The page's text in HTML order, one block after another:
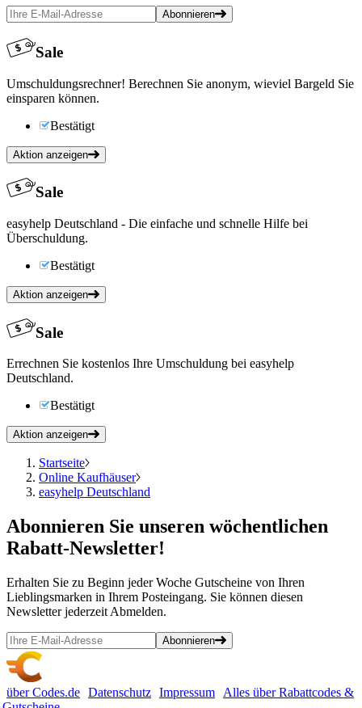
Abonnieren
Sale
Umschuldungsrechner! Berechnen Sie anonym, wieviel Bargeld Sie
einsparen können.
Bestätigt
Aktion anzeigen
Sale
easyhelp Deutschland - Die einfache und schnelle Hilfe bei
Überschuldung.
Bestätigt
Aktion anzeigen
Sale
Errechnen Sie kostenlos Ihre Umschuldung bei easyhelp
Deutschland.
Bestätigt
Aktion anzeigen
Startseite
Online Kaufhäuser
easyhelp Deutschland
Abonnieren Sie unseren wöchentlichen
Rabatt-Newsletter!
Erhalten Sie zu Beginn jeder Woche Gutscheine von Ihren
Lieblingsmarken in Ihrem Posteingang. Sie können diesen
Newsletter jederzeit Abmelden.
Abonnieren
über Codes.de Datenschutz Impressum
Alles über Rabattcodes &